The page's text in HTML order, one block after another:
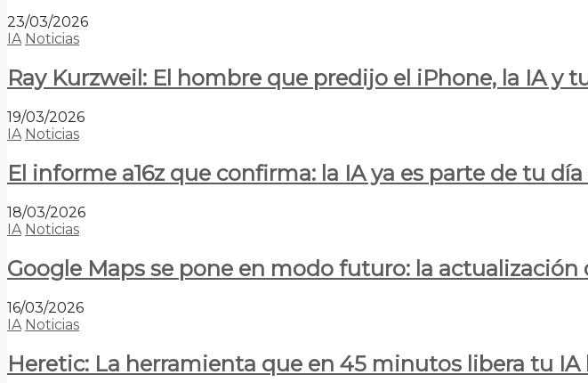
23/03/2026
IA Noticias
Ray Kurzweil: El hombre que predijo el iPhone, la IA y
19/03/2026
IA Noticias
El informe a16z que confirma: la IA ya es parte de tu
18/03/2026
IA Noticias
Google Maps se pone en modo futuro: la actualización
16/03/2026
IA Noticias
Heretic: La herramienta que en 45 minutos libera tu